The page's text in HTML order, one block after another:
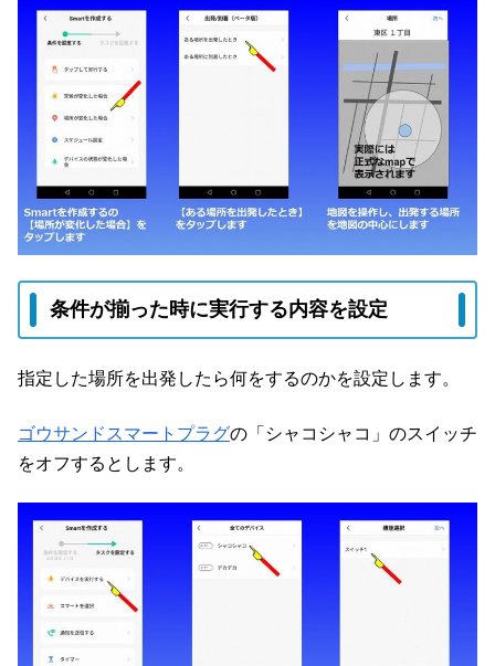
条件が揃った時に実行する内容を設定
指定した場所を出発したら何をするのかを設定します。
ゴウサンドスマートプラグの「シャコシャコ」のスイッチ
をオフするとします。